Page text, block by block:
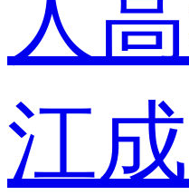
人
江